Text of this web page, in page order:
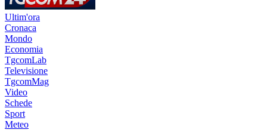
Ultim'ora
Cronaca
Mondo
Economia
TgcomLab
Televisione
TgcomMag
Video
Schede
Sport
Meteo